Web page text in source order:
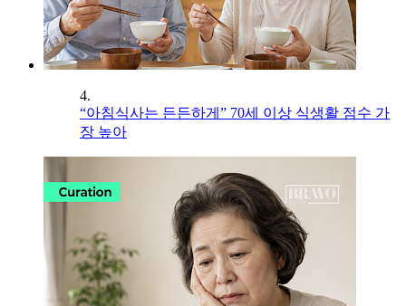
4.
“아침식사는 든든하게” 70세 이상 식생활 점수 가
장 높아